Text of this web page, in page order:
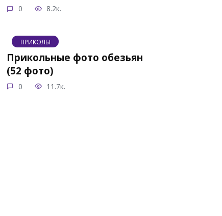
0 8.2к.
ПРИКОЛЫ
Прикольные фото обезьян
(52 фото)
0 11.7к.